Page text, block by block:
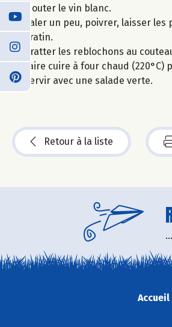
Ajouter le vin blanc.
Saler un peu, poivrer, laisser
gratin.
Gratter les reblochons au
Faire cuire à four chaud (220°C)
Servir avec une salade verte.
Retour à la liste
Accueil